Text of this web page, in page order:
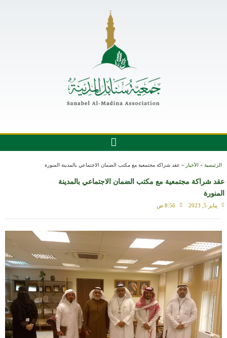
الرئيسية» الأخبار » عقد شراكة مجتمعية مع مكتب الضمان الاجتماعي بالمدينة المنورة
عقد شراكة مجتمعية مع مكتب الضمان الاجتماعي بالمدينة
المنورة
يناير 5, 2023 8:56 ص